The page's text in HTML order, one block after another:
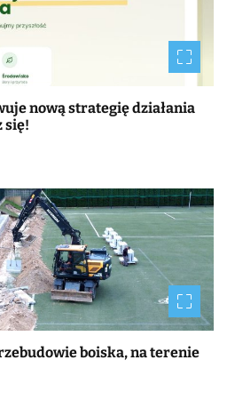
nową strategię działania
się!
boiska, na terenie